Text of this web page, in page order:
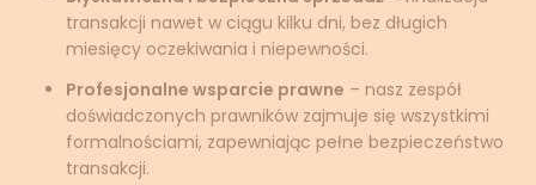
transakcji nawet w ciągu kilku dni, bez długich
miesięcy oczekiwania i niepewności.
Profesjonalne wsparcie prawne – nasz zespół
doświadczonych prawników zajmuje się wszystkimi
formalnościami, zapewniając pełne bezpieczeństwo
transakcji.